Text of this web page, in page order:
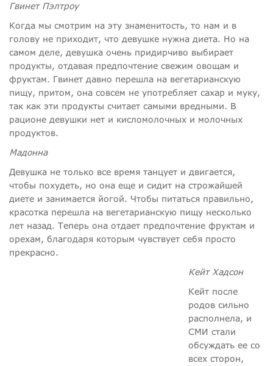
Гвинет Пэлтроу
Когда мы смотрим на эту знаменитость, то нам и в
голову не приходит, что девушке нужна диета. Но на
самом деле, девушка очень придирчиво выбирает
продукты, отдавая предпочтение свежим овощам и
фруктам. Гвинет давно перешла на вегетарианскую
пищу, притом, она совсем не употребляет сахар и муку,
так как эти продукты считает самыми вредными. В
рационе девушки нет и кисломолочных и молочных
продуктов.
Мадонна
Девушка не только все время танцует и двигается,
чтобы похудеть, но она еще и сидит на строжайшей
диете и занимается йогой. Чтобы питаться правильно,
красотка перешла на вегетарианскую пищу несколько
лет назад. Теперь она отдает предпочтение фруктам и
орехам, благодаря которым чувствует себя просто
прекрасно.
Кейт Хадсон
Кейт после
родов сильно
располнела, и
СМИ стали
обсуждать ее со
всех сторон,